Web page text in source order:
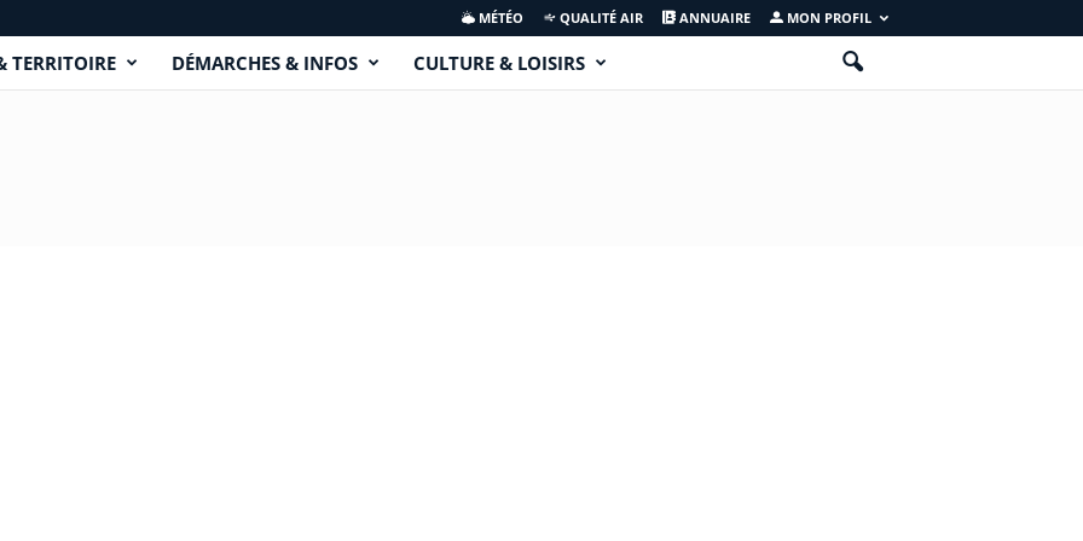
MÉTÉO QUALITÉ AIR ANNUAIRE MON PROFIL
TERRITOIRE DÉMARCHES & INFOS CULTURE & LOISIRS